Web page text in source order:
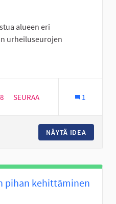
alueen eri
urheiluseurojen
Koko Seinäjoki
18 SEURAAJAA
SEURAA 1
NÄYTÄ IDEA
pihan kehittäminen